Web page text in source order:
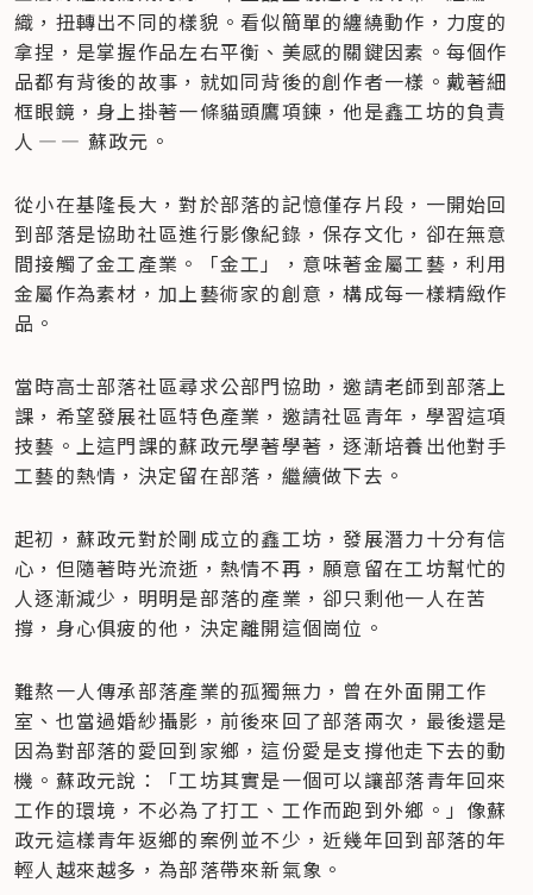
織，扭轉出不同的樣貌。看似簡單的纏繞動作，力度的
拿捏，是掌握作品左右平衡、美感的關鍵因素。每個作
品都有背後的故事，就如同背後的創作者一樣。戴著細
框眼鏡，身上掛著一條貓頭鷹項鍊，他是鑫工坊的負責
人 — — 蘇政元。
從小在基隆長大，對於部落的記憶僅存片段，一開始回
到部落是協助社區進行影像紀錄，保存文化，卻在無意
間接觸了金工產業。「金工」，意味著金屬工藝，利用
金屬作為素材，加上藝術家的創意，構成每一樣精緻作
品。
當時高士部落社區尋求公部門協助，邀請老師到部落上
課，希望發展社區特色產業，邀請社區青年，學習這項
技藝。上這門課的蘇政元學著學著，逐漸培養出他對手
工藝的熱情，決定留在部落，繼續做下去。
起初，蘇政元對於剛成立的鑫工坊，發展潛力十分有信
心，但隨著時光流逝，熱情不再，願意留在工坊幫忙的
人逐漸減少，明明是部落的產業，卻只剩他一人在苦
撐，身心俱疲的他，決定離開這個崗位。
難熬一人傳承部落產業的孤獨無力，曾在外面開工作
室、也當過婚紗攝影，前後來回了部落兩次，最後還是
因為對部落的愛回到家鄉，這份愛是支撐他走下去的動
機。蘇政元說：「工坊其實是一個可以讓部落青年回來
工作的環境，不必為了打工、工作而跑到外鄉。」像蘇
政元這樣青年返鄉的案例並不少，近幾年回到部落的年
輕人越來越多，為部落帶來新氣象。